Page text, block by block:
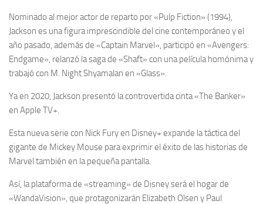
Nominado al mejor actor de reparto por «Pulp Fiction» (1994),
Jackson es una figura imprescindible del cine contemporáneo y el
año pasado, además de «Captain Marvel», participó en «Avengers:
Endgame», relanzó la saga de «Shaft» con una película homónima y
trabajó con M. Night Shyamalan en «Glass».
Ya en 2020, Jackson presentó la controvertida cinta «The Banker»
en Apple TV+.
Esta nueva serie con Nick Fury en Disney+ expande la táctica del
gigante de Mickey Mouse para exprimir el éxito de las historias de
Marvel también en la pequeña pantalla.
Así, la plataforma de «streaming» de Disney será el hogar de
«WandaVision», que protagonizarán Elizabeth Olsen y Paul